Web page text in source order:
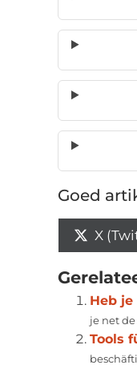
Goed
X
Heb
je net
Tools